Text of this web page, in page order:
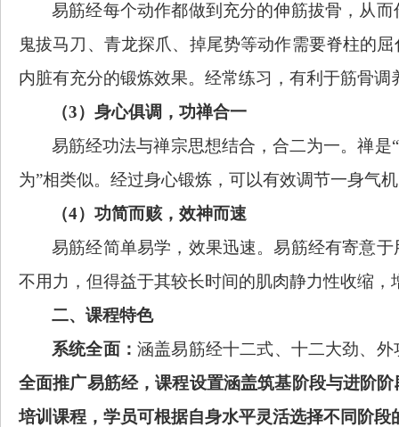
易筋经每个动作都做到充分的伸筋拔骨，从
鬼拔马刀、青龙探爪、掉尾势等动作需要脊柱的
内脏有充分的锻炼效果。经常练习，有利于筋骨调
（3）身心俱调，功禅合一
易筋经功法与禅宗思想结合，合二为一。禅是
为”相类似。经过身心锻炼，可以有效调节一身气
（4）功简而赅，效神而速
易筋经简单易学，效果迅速。易筋经有寄意
不用力，但得益于其较长时间的肌肉静力性收缩，
二、 课程特色
系统全面： 涵盖易筋经十二式、十二大劲、
全面推广易筋经，课程设置涵盖筑基阶段与进阶
培训 课程 ， 学员可根据自身水平灵活选择不同阶